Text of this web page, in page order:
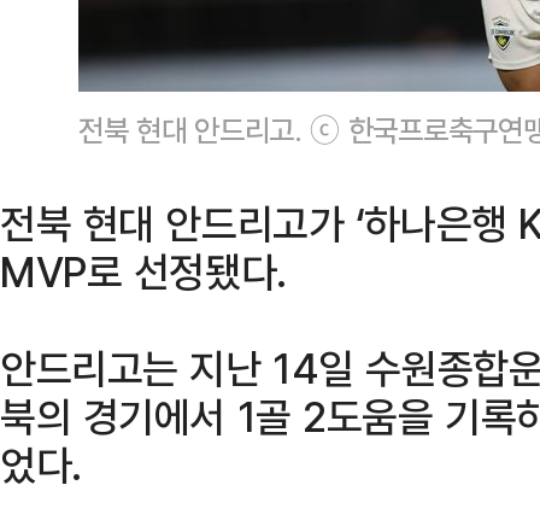
전북 현대 안드리고. ⓒ 한국프로축구연
전북 현대 안드리고가 ‘하나은
MVP로 선정됐다.
안드리고는 지난 14일 수원종합
북의 경기에서 1골 2도움을 기
었다.